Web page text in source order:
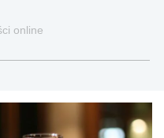
online